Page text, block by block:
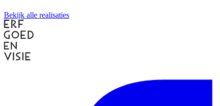
Bekijk alle realisaties